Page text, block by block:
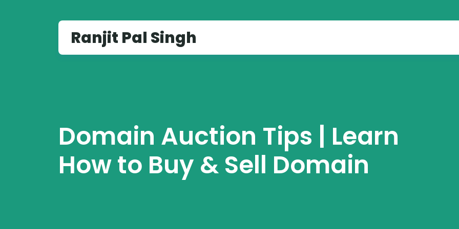
Ranjit Pal Singh
Domain Auction Tips | Learn
How to Buy & Sell Domain